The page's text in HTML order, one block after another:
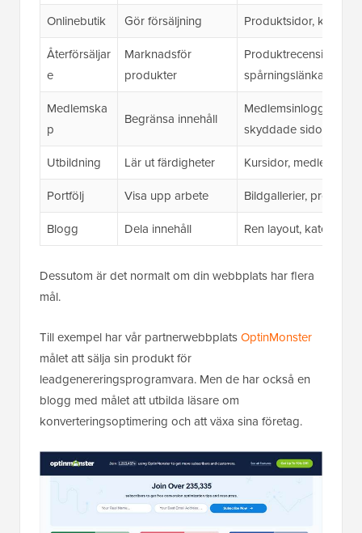
Onlinebutik
Gör försäljning
Produktsidor,
Återförsäljar
e
Marknadsför
produkter
Produktrecensioner,
spårningslänkar
Medlemska
p
Begränsa innehåll
Medlemsinloggning,
skyddade sidor
Utbildning
Lär ut färdigheter
Kursidor,
Portfölj
Visa upp arbete
Bildgallerier,
Blogg
Dela innehåll Ren layout,
Dessutom är det normalt om din webbplats har flera
mål.
Till exempel har vår partnerwebbplatsOptinMonster
målet att sälja sin produkt för
leadgenereringsprogramvara. Men de har också en
blogg med målet att utbilda läsare om
konverteringsoptimering och att växa sina företag.